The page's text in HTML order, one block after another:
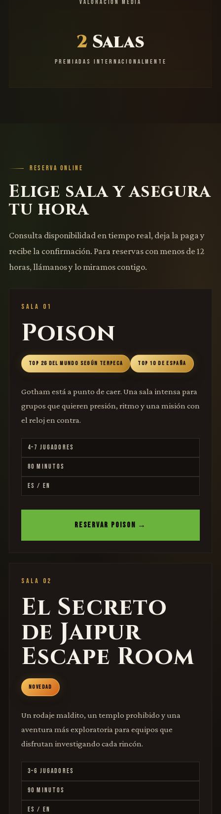
VALORACIÓN MEDIA
2 Salas
PREMIADAS INTERNACIONALMENTE
RESERVA ONLINE
Elige sala y asegura
tu hora
Consulta disponibilidad en tiempo real, deja la paga y
recibe la confirmación. Para reservas con menos de 12
horas, llámanos y lo miramos contigo.
SALA 01
Poison
TOP 26 DEL MUNDO SEGÚN TERPECA TOP 10 DE ESPAÑA
Gotham está a punto de caer. Una sala intensa para
grupos que quieren presión, ritmo y una misión con
el reloj en contra.
4–7 JUGADORES
80 MINUTOS
ES / EN
RESERVAR POISON →
SALA 02
El Secreto
de Jaipur
Escape Room
NOVEDAD
Un rodaje maldito, un templo prohibido y una
aventura más exploratoria para equipos que
disfrutan investigando cada rincón.
3–6 JUGADORES
90 MINUTOS
ES / EN